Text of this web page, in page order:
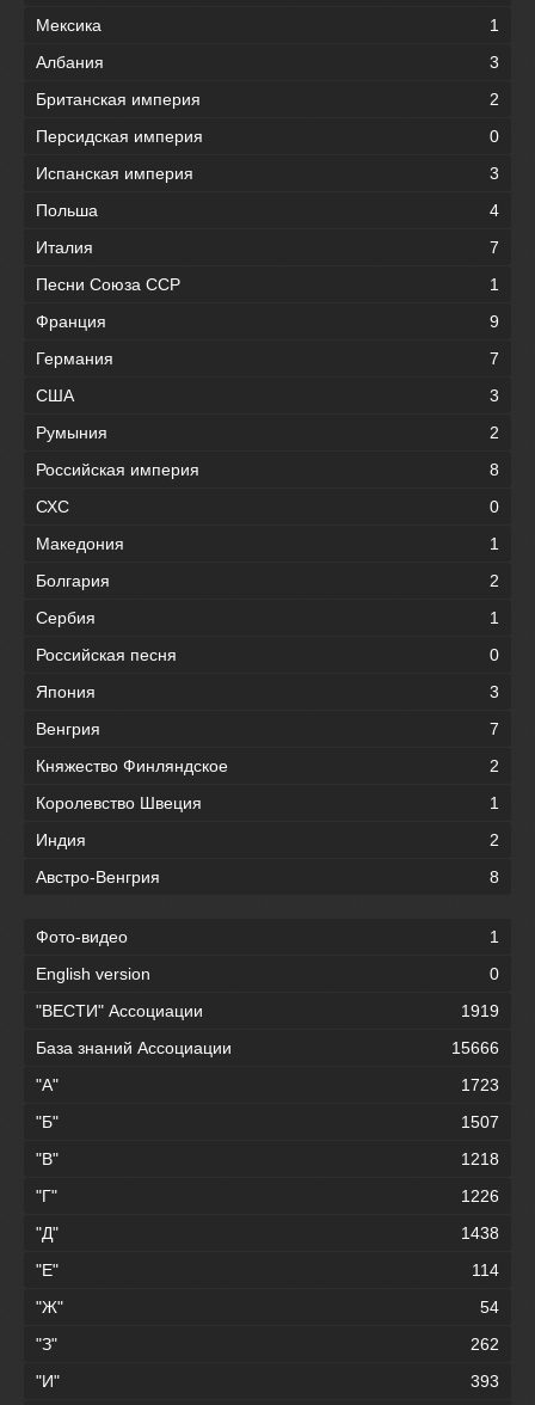
Мексика
1
Албания
3
Британская империя
2
Персидская империя
0
Испанская империя
3
Польша
4
Италия
7
Песни Союза ССР
1
Франция
9
Германия
7
США
3
Румыния
2
Российская империя
8
СХС
0
Македония
1
Болгария
2
Сербия
1
Российская песня
0
Япония
3
Венгрия
7
Княжество Финляндское
2
Королевство Швеция
1
Индия
2
Австро-Венгрия
8
Фото-видео
1
English version
0
"ВЕСТИ" Ассоциации
1919
База знаний Ассоциации
15666
"А"
1723
"Б"
1507
"В"
1218
"Г"
1226
"Д"
1438
"Е"
114
"Ж"
54
"З"
262
"И"
393